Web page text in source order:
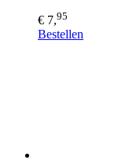
€ 7,95
Bestellen